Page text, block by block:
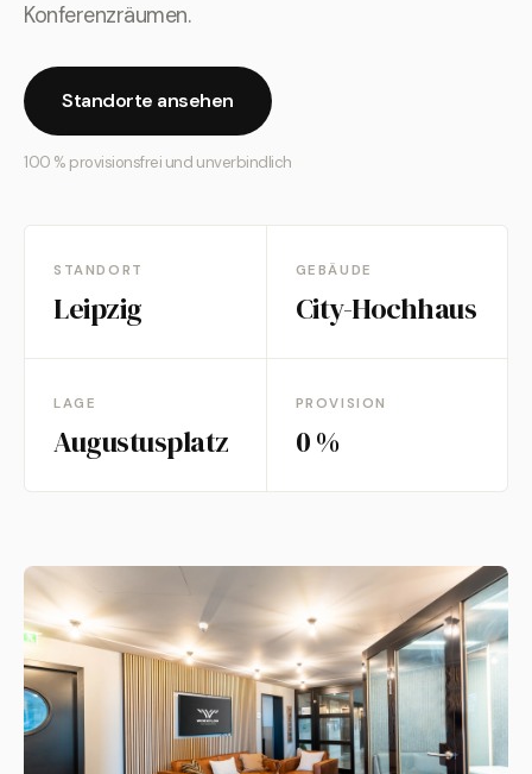
Konferenzräumen.
Standorte ansehen
100 % provisionsfrei und unverbindlich
STANDORT
Leipzig
GEBÄUDE
City-Hochhaus
LAGE
Augustusplatz
PROVISION
0 %